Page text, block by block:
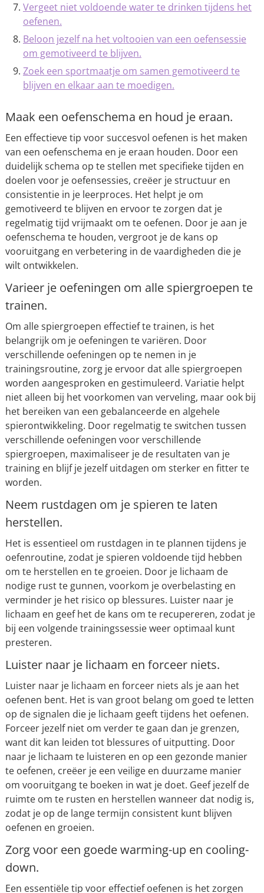
Vergeet niet voldoende water te drinken tijdens het
oefenen.
Beloon jezelf na het voltooien van een oefensessie
om gemotiveerd te blijven.
Zoek een sportmaatje om samen gemotiveerd te
blijven en elkaar aan te moedigen.
Maak een oefenschema en houd je eraan.
Een effectieve tip voor succesvol oefenen is het maken
van een oefenschema en je eraan houden. Door een
duidelijk schema op te stellen met specifieke tijden en
doelen voor je oefensessies, creëer je structuur en
consistentie in je leerproces. Het helpt je om
gemotiveerd te blijven en ervoor te zorgen dat je
regelmatig tijd vrijmaakt om te oefenen. Door je aan je
oefenschema te houden, vergroot je de kans op
vooruitgang en verbetering in de vaardigheden die je
wilt ontwikkelen.
Varieer je oefeningen om alle spiergroepen te
trainen.
Om alle spiergroepen effectief te trainen, is het
belangrijk om je oefeningen te variëren. Door
verschillende oefeningen op te nemen in je
trainingsroutine, zorg je ervoor dat alle spiergroepen
worden aangesproken en gestimuleerd. Variatie helpt
niet alleen bij het voorkomen van verveling, maar ook bij
het bereiken van een gebalanceerde en algehele
spierontwikkeling. Door regelmatig te switchen tussen
verschillende oefeningen voor verschillende
spiergroepen, maximaliseer je de resultaten van je
training en blijf je jezelf uitdagen om sterker en fitter te
worden.
Neem rustdagen om je spieren te laten
herstellen.
Het is essentieel om rustdagen in te plannen tijdens je
oefenroutine, zodat je spieren voldoende tijd hebben
om te herstellen en te groeien. Door je lichaam de
nodige rust te gunnen, voorkom je overbelasting en
verminder je het risico op blessures. Luister naar je
lichaam en geef het de kans om te recupereren, zodat je
bij een volgende trainingssessie weer optimaal kunt
presteren.
Luister naar je lichaam en forceer niets.
Luister naar je lichaam en forceer niets als je aan het
oefenen bent. Het is van groot belang om goed te letten
op de signalen die je lichaam geeft tijdens het oefenen.
Forceer jezelf niet om verder te gaan dan je grenzen,
want dit kan leiden tot blessures of uitputting. Door
naar je lichaam te luisteren en op een gezonde manier
te oefenen, creëer je een veilige en duurzame manier
om vooruitgang te boeken in wat je doet. Geef jezelf de
ruimte om te rusten en herstellen wanneer dat nodig is,
zodat je op de lange termijn consistent kunt blijven
oefenen en groeien.
Zorg voor een goede warming-up en cooling-
down.
Een essentiële tip voor effectief oefenen is het zorgen